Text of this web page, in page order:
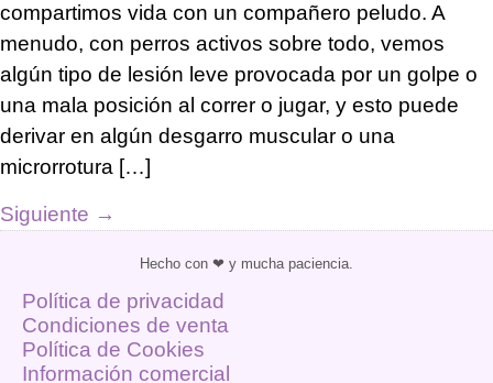
compartimos vida con un compañero peludo. A
menudo, con perros activos sobre todo, vemos
algún tipo de lesión leve provocada por un golpe o
una mala posición al correr o jugar, y esto puede
derivar en algún desgarro muscular o una
microrrotura […]
Siguiente →
Hecho con ❤ y mucha paciencia.
Política de privacidad
Condiciones de venta
Política de Cookies
Información comercial